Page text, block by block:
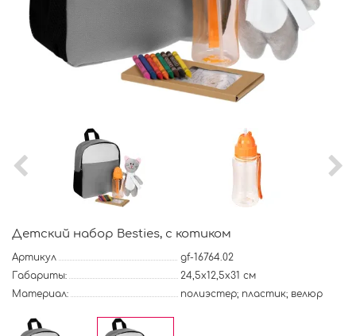
Детский набор Besties, с котиком
Артикул
gf-16764.02
Габариты:
24,5х12,5х31 см
Материал:
полиэстер; пластик; велюр